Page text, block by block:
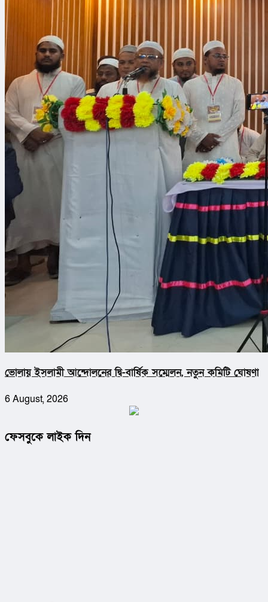
ভোলায় ইসলামী আন্দোলনের দ্বি-বার্ষিক সম্মেলন, নতুন কমিটি ঘোষণা
6 August, 2026
ফেসবুকে লাইক দিন